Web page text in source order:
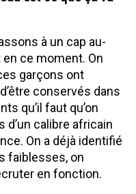
à un cap au-
ce moment. On
garçons ont
conservés dans
qu’il faut qu’on
d’un calibre africain
On a déjà identifié
faiblesses, on
en fonction.